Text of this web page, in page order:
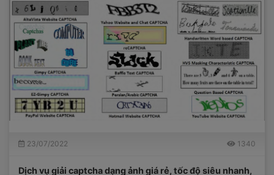
23/07/2022 1340
Dịch vụ giải captcha dạng ảnh giá rẻ, tốc độ siêu nhanh,